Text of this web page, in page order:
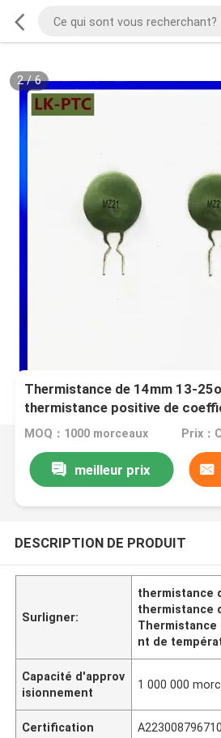
2/6
Thermistance de 14mm 13-
thermistance positive de
température MZ21
MOQ：1000 morceaux Prix：
meilleur prix
DESCRIPTION DE PRODUIT
Surligner:
thermistance
thermistance
nt de
Capacité d'approv
isionnement
1 000 000
Certification